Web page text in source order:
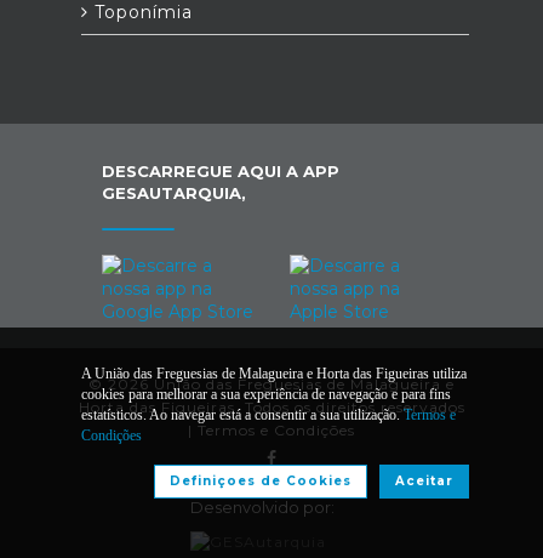
Toponímia
DESCARREGUE AQUI A APP
GESAUTARQUIA,
© 2026 União das Freguesias de Malagueira e
Horta das Figueiras. Todos os direitos reservados
| Termos e Condições
Desenvolvido por:
A União das Freguesias de Malagueira e Horta das Figueiras utiliza
cookies para melhorar a sua experiência de navegação e para fins
estatísticos. Ao navegar está a consentir a sua utilização.Termos e
Condições
Aceitar
Definiçoes de Cookies